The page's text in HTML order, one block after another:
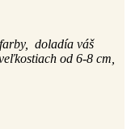
doladía váš
od 6-8 cm,